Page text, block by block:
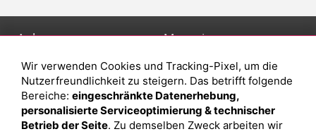
Anlage
Depot eröffnen
Depot vergleichen
Junior Depot
Magazin
Was sind sind ETFs?
Sparplan Vorteile
Was ist ein Fonds?
Wir verwenden Cookies und Tracking-Pixel, um die
Nutzerfreundlichkeit zu steigern. Das betrifft folgende
Bereiche: eingeschränkte Datenerhebung,
personalisierte Serviceoptimierung & technischer
Betrieb der Seite. Zu demselben Zweck arbeiten wir